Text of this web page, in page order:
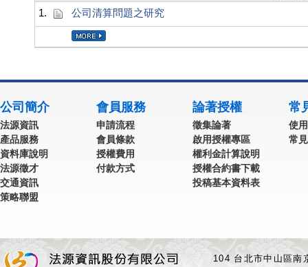
1.
公司清算問題之研究
公司簡介
法源資訊
產品服務
資料庫說明
法源徵才
交通資訊
策略聯盟
會員服務
申請流程
會員條款
授權費用
付款方式
論著授權
徵集論著
啟用授權專區
權利金計算說明
授權合約書下載
投稿基本資料表
常
使
常
104 台北市中山區